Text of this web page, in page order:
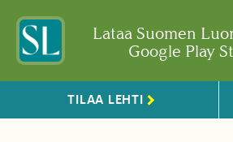
Lataa Suomen
Google Play
TILAA LEHTI